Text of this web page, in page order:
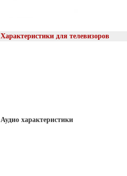
Характеристики для телевизоров
Аудио характеристики